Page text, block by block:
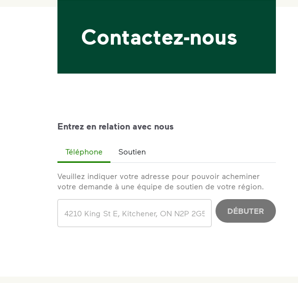
Contactez-nous
Entrez en relation avec nous
Téléphone Soutien
Veuillez indiquer votre adresse pour pouvoir acheminer
votre demande à une équipe de soutien de votre région.
DÉBUTER